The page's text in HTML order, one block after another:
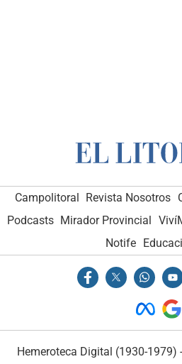
Campolitoral Revista Nosotros
Podcasts Mirador Provincial
Notife
Hemeroteca Digital (1930-1979) -